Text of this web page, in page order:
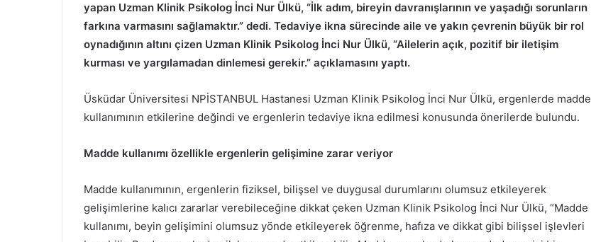
yapan Uzman Klinik Psikolog İnci Nur Ülkü, “İlk adım, bireyin davranışlarının ve yaşadığı sorunların
farkına varmasını sağlamaktır.” dedi. Tedaviye ikna sürecinde aile ve yakın çevrenin büyük bir rol
oynadığının altını çizen Uzman Klinik Psikolog İnci Nur Ülkü, “Ailelerin açık, pozitif bir iletişim
kurması ve yargılamadan dinlemesi gerekir.” açıklamasını yaptı.
Üsküdar Üniversitesi NPİSTANBUL Hastanesi Uzman Klinik Psikolog İnci Nur Ülkü, ergenlerde madde
kullanımının etkilerine değindi ve ergenlerin tedaviye ikna edilmesi konusunda önerilerde bulundu.
Madde kullanımı özellikle ergenlerin gelişimine zarar veriyor
Madde kullanımının, ergenlerin fiziksel, bilişsel ve duygusal durumlarını olumsuz etkileyerek
gelişimlerine kalıcı zararlar verebileceğine dikkat çeken Uzman Klinik Psikolog İnci Nur Ülkü, “Madde
kullanımı, beyin gelişimini olumsuz yönde etkileyerek öğrenme, hafıza ve dikkat gibi bilişsel işlevleri